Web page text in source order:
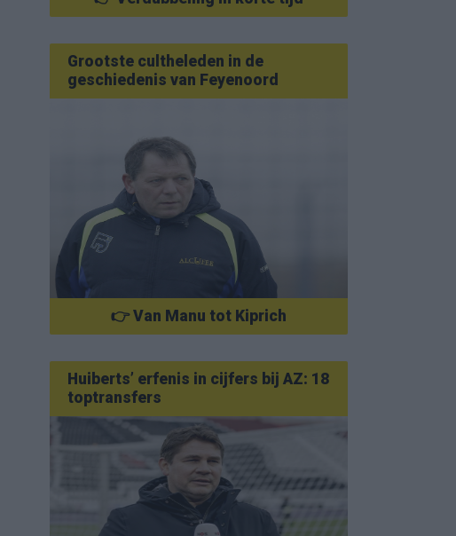
Grootste cultheleden in de
geschiedenis van Feyenoord
👉 Van Manu tot Kiprich
Huiberts’ erfenis in cijfers bij AZ: 18
toptransfers